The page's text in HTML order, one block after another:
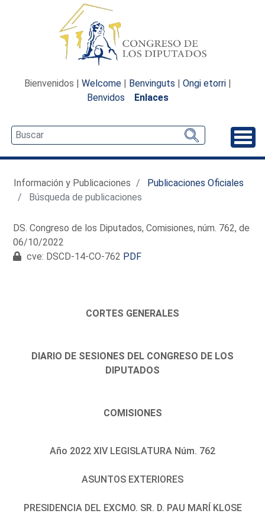
Bienvenidos | Welcome | Benvinguts | Ongi etorri |
Benvidos
Enlaces
Información y Publicaciones
Publicaciones Oficiales
Búsqueda de publicaciones
DS. Congreso de los Diputados, Comisiones, núm. 762, de
06/10/2022
cve: DSCD-14-CO-762 PDF
CORTES GENERALES
DIARIO DE SESIONES DEL CONGRESO DE LOS
DIPUTADOS
COMISIONES
Año 2022 XIV LEGISLATURA Núm. 762
ASUNTOS EXTERIORES
PRESIDENCIA DEL EXCMO. SR. D. PAU MARÍ KLOSE